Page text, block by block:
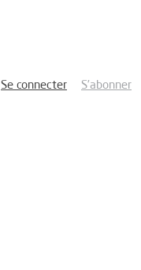
Se connecter S’abonner